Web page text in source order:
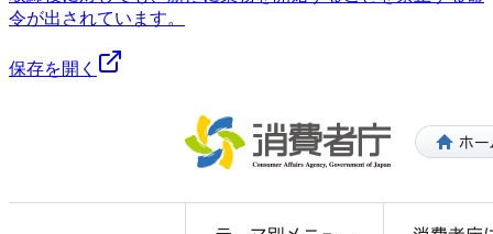
令が出されています。
保存を開く